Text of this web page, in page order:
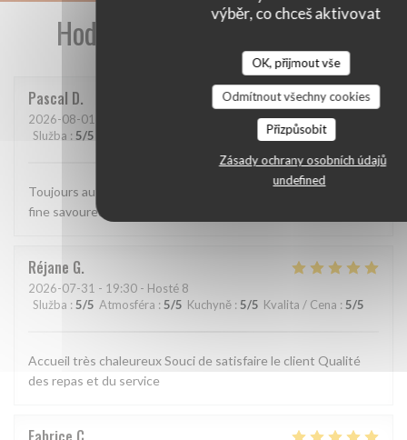
výběr, co chceš aktivovat
OK, přijmout vše
Odmítnout všechny cookies
Přizpůsobit
Zásady ochrany osobních údajů
undefined
Hodnocení našich zákazníků
Pascal D
2026-08-01
Služba : 5/5 /5 Kvalita / Cena
Toujours aussi bien. Accueil parfait, service agréable, cuisine
fine savoureuse et raffinée.
Réjane G
2026-07-31 - 19:30 - Hosté 8
Služba : 5/5 Atmosféra : 5/5 Kuchyně : 5/5 Kvalita / Cena : 5/5
Accueil très chaleureux Souci de satisfaire le client Qualité
des repas et du service